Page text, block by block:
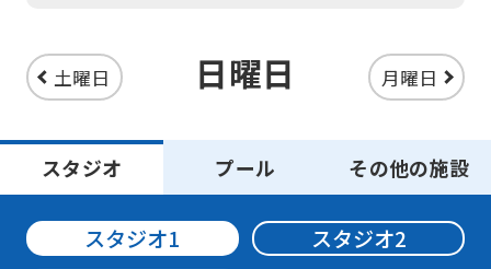
土曜日 日曜日 月曜日
スタジオ プール その他の施設
スタジオ1
スタジオ2
the
Japanese
version
of
this
website